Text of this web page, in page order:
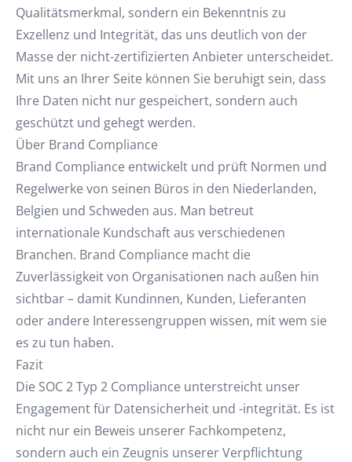
Qualitätsmerkmal, sondern ein Bekenntnis zu
Exzellenz und Integrität, das uns deutlich von der
Masse der nicht-zertifizierten Anbieter unterscheidet.
Mit uns an Ihrer Seite können Sie beruhigt sein, dass
Ihre Daten nicht nur gespeichert, sondern auch
geschützt und gehegt werden.
Über Brand Compliance
Brand Compliance entwickelt und prüft Normen und
Regelwerke von seinen Büros in den Niederlanden,
Belgien und Schweden aus. Man betreut
internationale Kundschaft aus verschiedenen
Branchen. Brand Compliance macht die
Zuverlässigkeit von Organisationen nach außen hin
sichtbar – damit Kundinnen, Kunden, Lieferanten
oder andere Interessengruppen wissen, mit wem sie
es zu tun haben.
Fazit
Die SOC 2 Typ 2 Compliance unterstreicht unser
Engagement für Datensicherheit und -integrität. Es ist
nicht nur ein Beweis unserer Fachkompetenz,
sondern auch ein Zeugnis unserer Verpflichtung